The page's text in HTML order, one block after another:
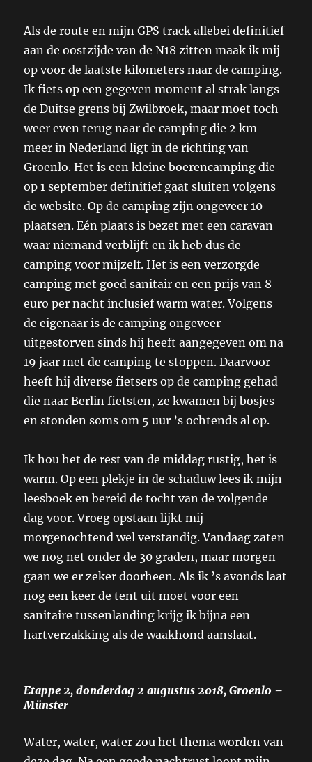
Als de route en mijn GPS track allebei definitief
aan de oostzijde van de N18 zitten maak ik mij
op voor de laatste kilometers naar de camping.
Ik fiets op een gegeven moment al strak langs
de Duitse grens bij Zwilbroek, maar moet toch
weer even terug naar de camping die 2 km
meer in Nederland ligt in de richting van
Groenlo. Het is een kleine boerencamping die
op 1 september definitief gaat sluiten volgens
de website. Op de camping zijn ongeveer 10
plaatsen. Eén plaats is bezet met een caravan
waar niemand verblijft en ik heb dus de
camping voor mijzelf. Het is een verzorgde
camping met goed sanitair en een prijs van 8
euro per nacht inclusief warm water. Volgens
de eigenaar is de camping ongeveer
uitgestorven sinds hij heeft aangegeven om na
19 jaar met de camping te stoppen. Daarvoor
heeft hij diverse fietsers op de camping gehad
die naar Berlin fietsten, ze kwamen bij bosjes
en stonden soms om 5 uur ’s ochtends al op.
Ik hou het de rest van de middag rustig, het is
warm. Op een plekje in de schaduw lees ik mijn
leesboek en bereid de tocht van de volgende
dag voor. Vroeg opstaan lijkt mij
morgenochtend wel verstandig. Vandaag zaten
we nog net onder de 30 graden, maar morgen
gaan we er zeker doorheen. Als ik ’s avonds laat
nog een keer de tent uit moet voor een
sanitaire tussenlanding krijg ik bijna een
hartverzakking als de waakhond aanslaat.
Etappe 2, donderdag 2 augustus 2018, Groenlo –
Münster
Water, water, water zou het thema worden van